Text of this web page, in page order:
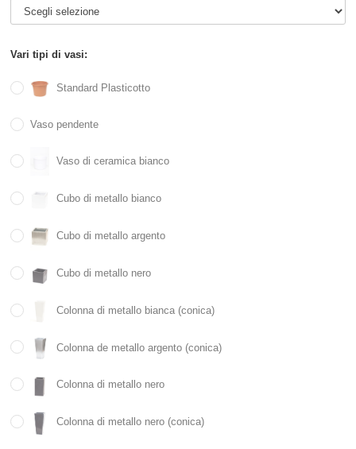
Vari tipi di vasi:
Standard Plasticotto
Vaso pendente
Vaso di ceramica bianco
Cubo di metallo bianco
Cubo di metallo argento
Cubo di metallo nero
Colonna di metallo bianca (conica)
Colonna de metallo argento (conica)
Colonna di metallo nero
Colonna di metallo nero (conica)